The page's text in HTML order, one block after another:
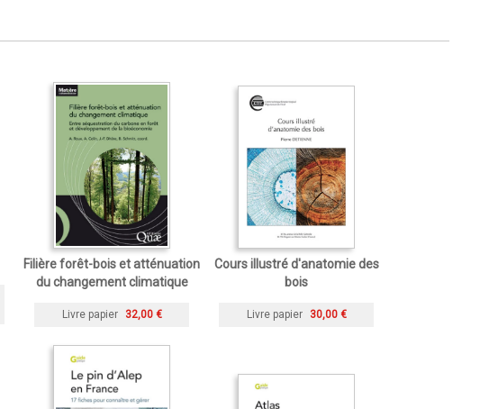
Filière forêt-bois et atténuation
du changement climatique
Livre papier 32,00 €
Cours illustré d'anatomie des
bois
Livre papier 30,00 €